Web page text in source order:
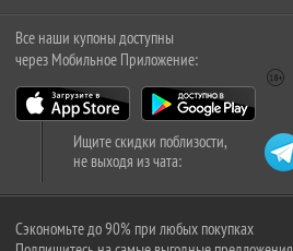
Все наши купоны доступны
через Мобильное Приложение:
Ищите скидки поблизости,
не выходя из чата:
Сэкономьте до 90% при любых покупках